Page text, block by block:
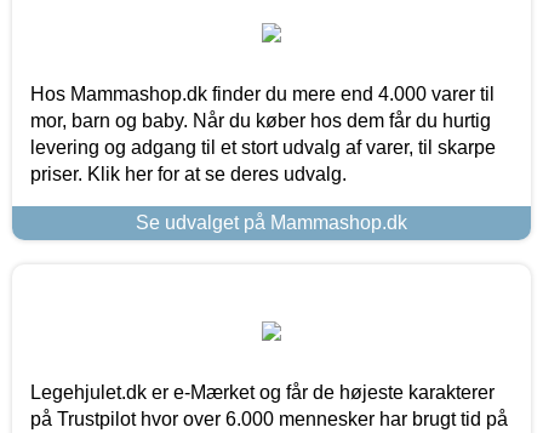
Hos Mammashop.dk finder du mere end 4.000 varer til
mor, barn og baby. Når du køber hos dem får du hurtig
levering og adgang til et stort udvalg af varer, til skarpe
priser. Klik her for at se deres udvalg.
Se udvalget på Mammashop.dk
Legehjulet.dk er e-Mærket og får de højeste karakterer
på Trustpilot hvor over 6.000 mennesker har brugt tid på